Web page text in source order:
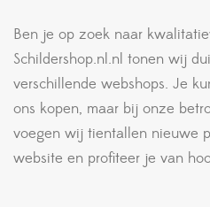
Ben je op zoek naar
Schildershop.nl.nl tonen wij
verschillende webshops. Je
ons kopen, maar bij onze
voegen wij tientallen nieuwe
website en profiteer je van